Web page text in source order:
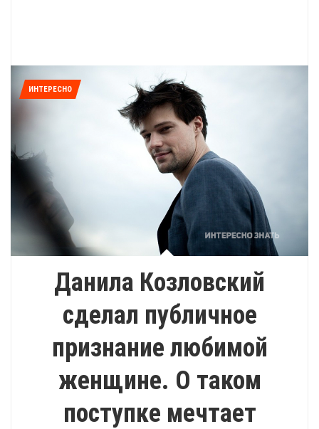
ИНТЕРЕСНО
Данила Козловский
сделал публичное
признание любимой
женщине. О таком
поступке мечтает